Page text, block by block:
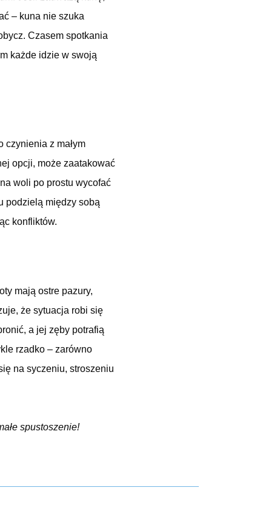
– kuna nie szuka
Czasem spotkania
każde idzie w swoją
czynienia z małym
opcji, może zaatakować
woli po prostu wycofać
podzielą między sobą
konfliktów.
mają ostre pazury,
że sytuacja robi się
a jej zęby potrafią
rzadko – zarówno
na syczeniu, stroszeniu
spustoszenie!